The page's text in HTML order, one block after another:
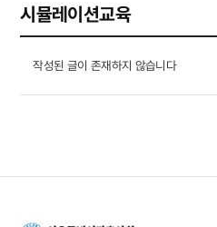
시뮬레이션교육
작성된 글이 존재하지 않습니다